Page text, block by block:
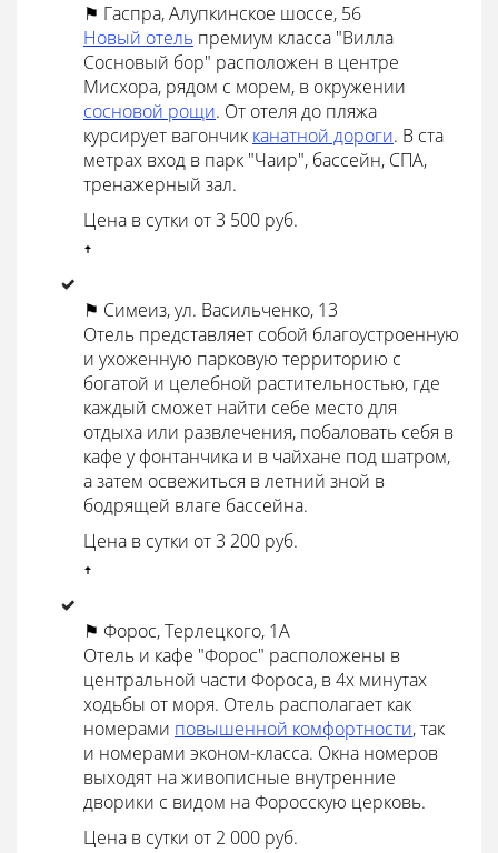
⚑ Гаспра, Алупкинское шоссе, 56
Новый отель премиум класса "Вилла
Сосновый бор" расположен в центре
Мисхора, рядом с морем, в окружении
сосновой рощи. От отеля до пляжа
курсирует вагончик канатной дороги. В ста
метрах вход в парк "Чаир", бассейн, СПА,
тренажерный зал.
Цена в сутки от 3 500 руб.
ꜛ
⚑ Симеиз, ул. Васильченко, 13
Отель представляет собой благоустроенную
и ухоженную парковую территорию с
богатой и целебной растительностью, где
каждый сможет найти себе место для
отдыха или развлечения, побаловать себя в
кафе у фонтанчика и в чайхане под шатром,
а затем освежиться в летний зной в
бодрящей влаге бассейна.
Цена в сутки от 3 200 руб.
ꜛ
⚑ Форос, Терлецкого, 1А
Отель и кафе "Форос" расположены в
центральной части Фороса, в 4х минутах
ходьбы от моря. Отель располагает как
номерами повышенной комфортности, так
и номерами эконом-класса. Окна номеров
выходят на живописные внутренние
дворики с видом на Форосскую церковь.
Цена в сутки от 2 000 руб.